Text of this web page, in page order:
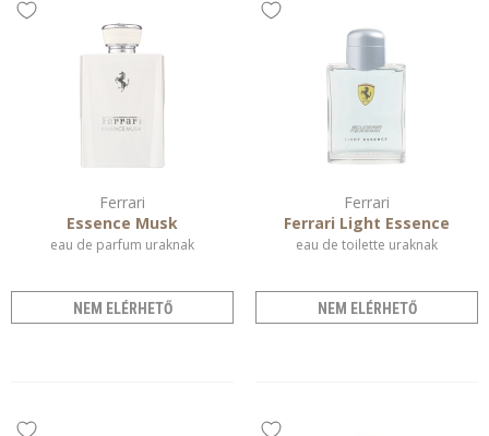
Ferrari
Essence Musk
eau de parfum uraknak
NEM ELÉRHETŐ
Ferrari
Ferrari Light Essence
eau de toilette uraknak
NEM ELÉRHETŐ